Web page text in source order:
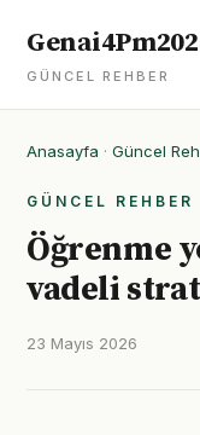
GÜNCEL REHBER
Anasayfa · Güncel
GÜNCEL REHBER
Öğrenme
vadeli
23 Mayıs 2026